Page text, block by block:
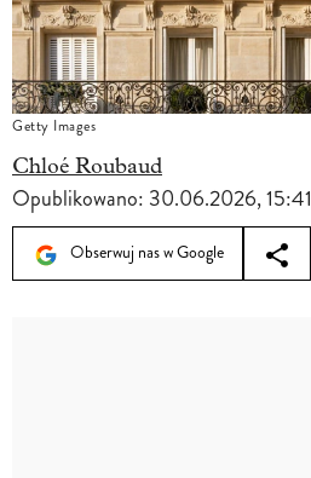
Getty Images
Chloé Roubaud
Opublikowano: 30.06.2026, 15:41
Obserwuj nas w Google